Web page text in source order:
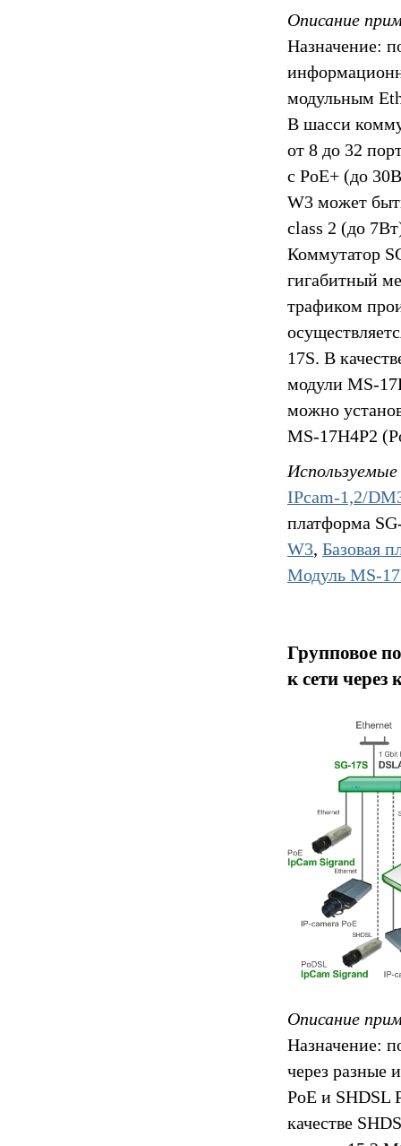
Описание
Назначение:
модульным
В шасси
от 8 до 32
с PoE+ (до
W3 может
class 2 (до
Коммутатор
гигабитный
трафиком
17S. В
модули MS-
можно
MS-17H4P2
IPcam-1,2/
платформа
W3, Базовая
Модуль MS-
Групповое
к сети
Описание
Назначение:
через разные
PoE и SHDSL
качестве